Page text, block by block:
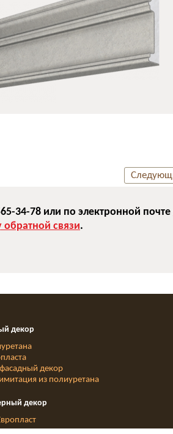
34-78 или по электронной почте
связи.
декор
декор
из полиуретана
декор
из полиуретана